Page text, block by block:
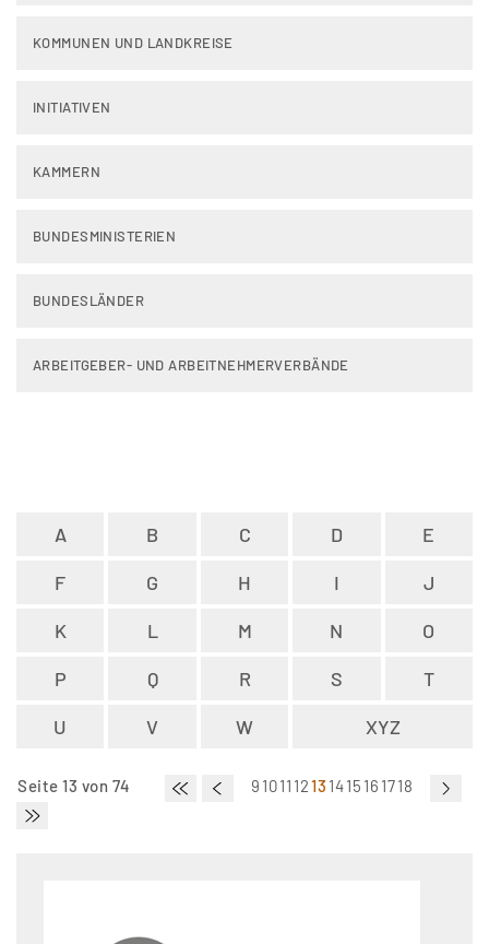
KOMMUNEN UND LANDKREISE
INITIATIVEN
KAMMERN
BUNDESMINISTERIEN
BUNDESLÄNDER
ARBEITGEBER- UND ARBEITNEHMERVERBÄNDE
A B C D
E
F
G H I
J
K
L M N
O
P
Q R S
T
U
V W XYZ
Seite 13 von 74 9 1011 1213 1415 16 1718